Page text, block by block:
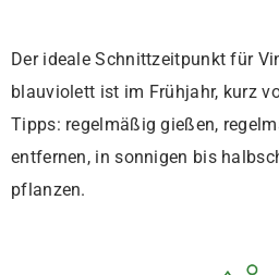
Der ideale Schnittzeitpunkt für
blauviolett ist im Frühjahr, kurz
Tipps: regelmäßig gießen,
entfernen, in sonnigen bis
pflanzen.